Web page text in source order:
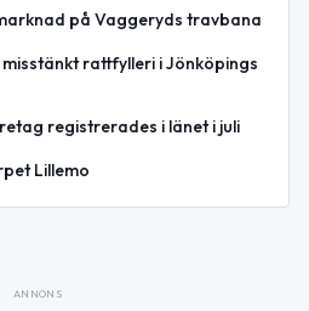
på Vaggeryds travbana
rattfylleri i Jönköpings
registrerades i länet i juli
Lillemo
ANNONS